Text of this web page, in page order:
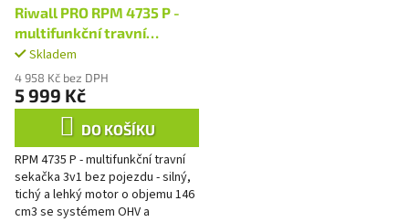
Riwall PRO RPM 4735 P -
multifunkční travní
sekačka 3v1 bez pojezdu
Průměrné
hodnocení
produktu
je
z
5
hvězdiček.
Skladem
4 958 Kč bez DPH
5 999 Kč
DO KOŠÍKU
RPM 4735 P - multifunkční travní
sekačka 3v1 bez pojezdu - silný,
tichý a lehký motor o objemu 146
cm3 se systémem OHV a